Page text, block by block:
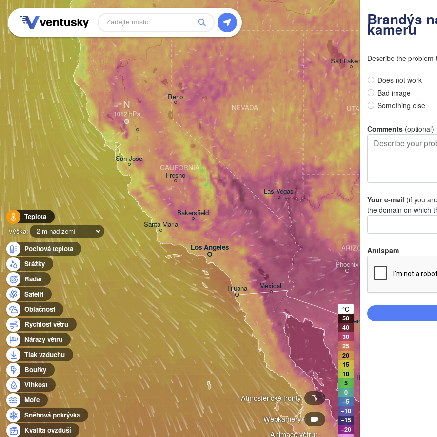
Brandýs
kameru
Describe the problem
Does not work
Bad image
Something else
Comments (optional)
Your e-mail (if you
the domain on which
Antispam
Teplota
Výška:
2 m nad zemí
Pocitová teplota
Srážky
Radar
Satelit
Oblačnost
Rychlost větru
Nárazy větru
Tlak vzduchu
Bouřky
Vlhkost
Moře
Sněhová pokrývka
Kvalita ovzduší
Animace větru:
Webkamery
Atmosférické fronty
Los Angeles
Tijuana
San Jose
Las Vegas
Mexicali
Fresno
Reno
Santa Maria
Bakersfield
CALIFORNIA
NEVADA
Phoenix
Salt Lake City
ARIZONA
UTAH
Hermosillo
Heroica Nogales
N
°C
50
40
30
25
20
15
10
5
0
−5
−10
−15
−20